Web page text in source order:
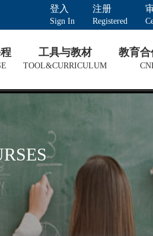
登入
Sign In
注册
Registered
工具与教材
TOOL&CURRICULUM
教育